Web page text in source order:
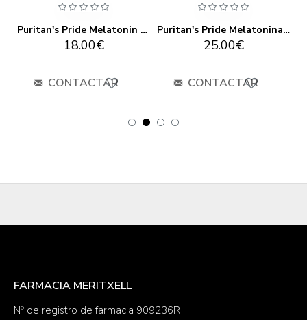
Puritan's Pride Melatonin 5mg Time Release 120 tablets
18.00€
CONTACTAR
Puritan's Pride Melatonina 10 Mg 120 Tablets
25.00€
CONTACTAR
FARMACIA MERITXELL
Nº de registro de farmacia 909236R